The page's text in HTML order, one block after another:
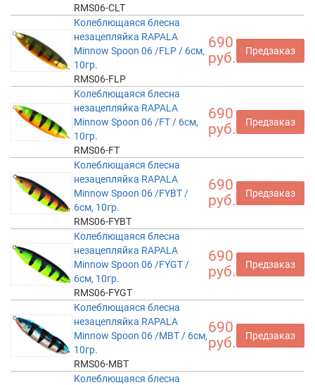
RMS06-CLT
Колеблющаяся блесна
незацепляйка RAPALA
Minnow Spoon 06 /FLP / 6см,
10гр.
RMS06-FLP
690
руб.
Предзаказ
Колеблющаяся блесна
незацепляйка RAPALA
Minnow Spoon 06 /FT / 6см,
10гр.
RMS06-FT
690
руб.
Предзаказ
Колеблющаяся блесна
незацепляйка RAPALA
Minnow Spoon 06 /FYBT /
6см, 10гр.
RMS06-FYBT
690
руб.
Предзаказ
Колеблющаяся блесна
незацепляйка RAPALA
Minnow Spoon 06 /FYGT /
6см, 10гр.
RMS06-FYGT
690
руб.
Предзаказ
Колеблющаяся блесна
незацепляйка RAPALA
Minnow Spoon 06 /MBT / 6см,
10гр.
RMS06-MBT
690
руб.
Предзаказ
Колеблющаяся блесна